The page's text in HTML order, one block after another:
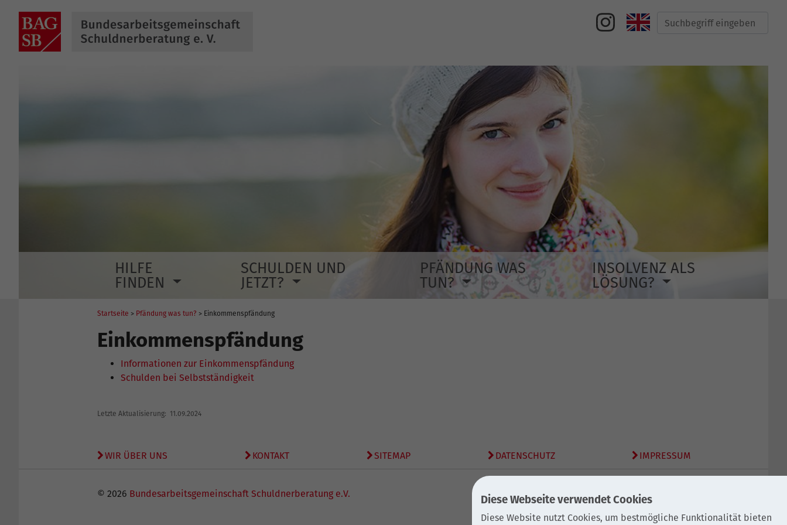
Suche
HILFE
FINDEN
SCHULDEN UND
JETZT?
PFÄNDUNG WAS
TUN?
INSOLVENZ ALS
LÖSUNG?
Startseite > Pfändung was tun? > Einkommenspfändung
Einkommenspfändung
Informationen zur Einkommenspfändung
Schulden bei Selbstständigkeit
Letzte Aktualisierung: 11.09.2024
WIR ÜBER UNS KONTAKT SITEMAP DATENSCHUTZ IMPRESSUM
© 2026 Bundesarbeitsgemeinschaft Schuldnerberatung e.V. Diese Webseite verwendet Cookies
Diese Website nutzt Cookies, um bestmögliche Funktionalität bieten